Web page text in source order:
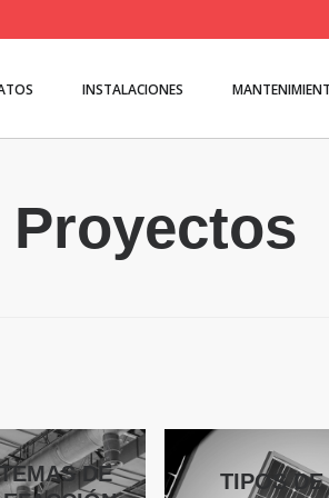
INSTALACIONES
DE
TIPOS DE